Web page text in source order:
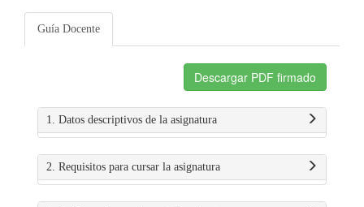
Guía Docente
Descargar PDF firmado
1. Datos descriptivos de la asignatura
2. Requisitos para cursar la asignatura